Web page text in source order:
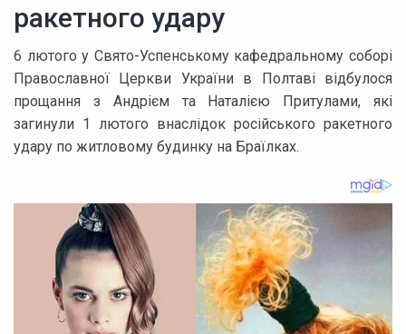
ракетного удару
6 лютого у Свято-Успенському кафедральному соборі
Православної Церкви України в Полтаві відбулося
прощання з Андрієм та Наталією Притулами, які
загинули 1 лютого внаслідок російського ракетного
удару по житловому будинку на Браїлках.